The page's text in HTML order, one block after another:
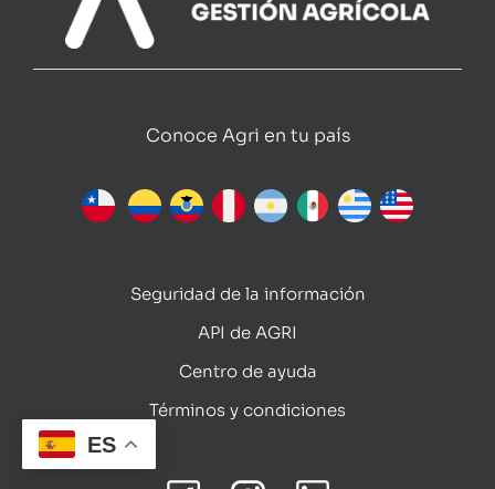
Conoce Agri en tu país
Seguridad de la información
API de AGRI
Centro de ayuda
Términos y condiciones
ES